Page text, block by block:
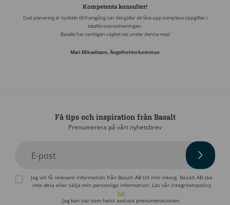
Kompetenta konsulter!
God planering är nyckeln till framgång när det gäller att låsa upp komplexa uppgifter i
totalförsvarsutmaningen.
Basalts har verkligen väglett oss under denna resa!
Mari Mikaelsson, Ängelholms kommun
Få tips och inspiration från Basalt
Prenumerera på vårt nyhetsbrev
E-post
Jag vill få relevant information från Basalt AB till min inkorg. Basalt AB ska
inte dela eller sälja min personliga information. Läs vår integritetspolicy
här
Jag kan när som helst avsluta prenumerationen.